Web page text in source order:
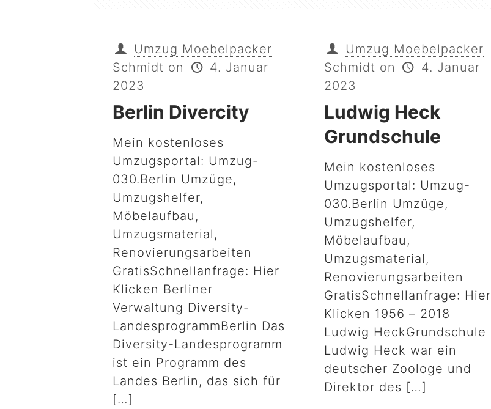
Umzug Moebelpacker
Schmidt on
4. Januar
2023
Berlin Divercity
Mein kostenloses
Umzugsportal: Umzug-
030.Berlin Umzüge,
Umzugshelfer,
Möbelaufbau,
Umzugsmaterial,
Renovierungsarbeiten
GratisSchnellanfrage: Hier
Klicken Berliner
Verwaltung Diversity-
LandesprogrammBerlin Das
Diversity-Landesprogramm
ist ein Programm des
Landes Berlin, das sich für
[…]
Umzug Moebelpacker
Schmidt on
4. Januar
2023
Ludwig Heck
Grundschule
Mein kostenloses
Umzugsportal: Umzug-
030.Berlin Umzüge,
Umzugshelfer,
Möbelaufbau,
Umzugsmaterial,
Renovierungsarbeiten
GratisSchnellanfrage: Hier
Klicken 1956 – 2018
Ludwig HeckGrundschule
Ludwig Heck war ein
deutscher Zoologe und
Direktor des […]